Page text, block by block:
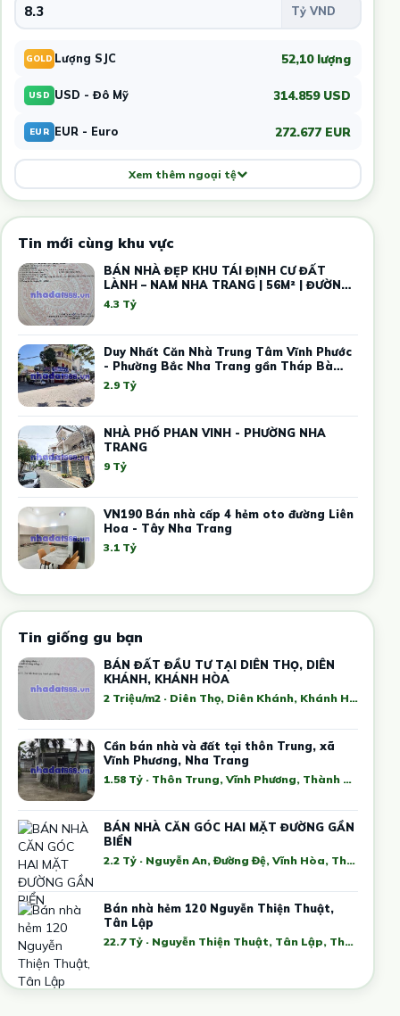
GOLD Lượng SJC 52,10 lượng
USD USD - Đô Mỹ 314.859 USD
EUR EUR - Euro 272.677 EUR
Xem thêm ngoại tệ
Tin mới cùng khu vực
BÁN NHÀ ĐẸP KHU TÁI ĐỊNH CƯ ĐẤT
LÀNH – NAM NHA TRANG | 56M² | ĐƯỜNG
13M
4.3 Tỷ
Duy Nhất Căn Nhà Trung Tâm Vĩnh Phước
- Phường Bắc Nha Trang gần Tháp Bà
Ponaga
2.9 Tỷ
NHÀ PHỐ PHAN VINH - PHƯỜNG NHA
TRANG
9 Tỷ
VN190 Bán nhà cấp 4 hẻm oto đường Liên
Hoa - Tây Nha Trang
3.1 Tỷ
Tin giống gu bạn
BÁN ĐẤT ĐẦU TƯ TẠI DIÊN THỌ, DIÊN
KHÁNH, KHÁNH HÒA
2 Triệu/m2 · Diên Thọ, Diên Khánh, Khánh Hòa, Việt Nam
Cần bán nhà và đất tại thôn Trung, xã
Vĩnh Phương, Nha Trang
1.58 Tỷ · Thôn Trung, Vĩnh Phương, Thành phố Nha Trang, Khánh Hòa, Việt Nam
BÁN NHÀ CĂN GÓC HAI MẶT ĐƯỜNG GẦN
BIỂN
2.2 Tỷ · Nguyễn An, Đường Đệ, Vĩnh Hòa, Thành phố Nha Trang, Khánh Hòa, Việt Nam
Bán nhà hẻm 120 Nguyễn Thiện Thuật,
Tân Lập
22.7 Tỷ · Nguyễn Thiện Thuật, Tân Lập, Thành phố Nha Trang, Khánh Hòa, Việt Nam